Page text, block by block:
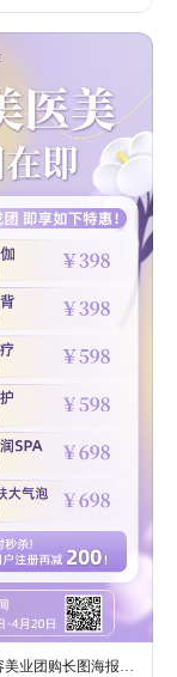
时尚文艺美容美业团购长图海报营销